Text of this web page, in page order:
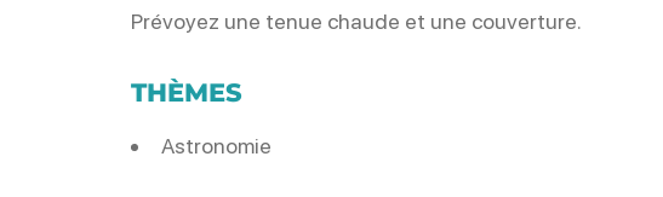
Prévoyez une tenue chaude et une couverture.
THÈMES
Astronomie